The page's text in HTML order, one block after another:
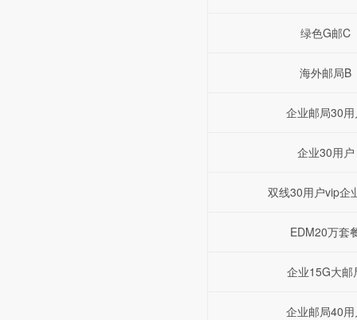
绿色G邮C
海外邮局B
企业邮局30用
企业30用户
双线30用户vip企
EDM20万套
企业15G大邮
企业邮局40用